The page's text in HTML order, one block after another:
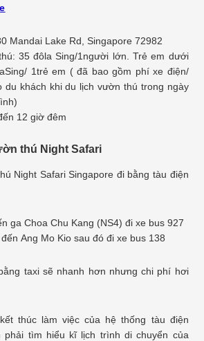
Mandai Lake Rd, Singapore 72982
35 đôla Sing/1người lớn. Trẻ em dưới
1trẻ em ( đã bao gồm phí xe điện/
du khách khi du lịch vườn thú trong ngày
12 giờ đêm
thú Night Safari
Night Safari Singapore đi bằng tàu điện
ga Choa Chu Kang (NS4) đi xe bus 927
Ang Mo Kio sau đó đi xe bus 138
taxi sẽ nhanh hơn nhưng chi phí hơi
thúc làm việc của hệ thống tàu điện
phải tìm hiểu kĩ lịch trình di chuyển của